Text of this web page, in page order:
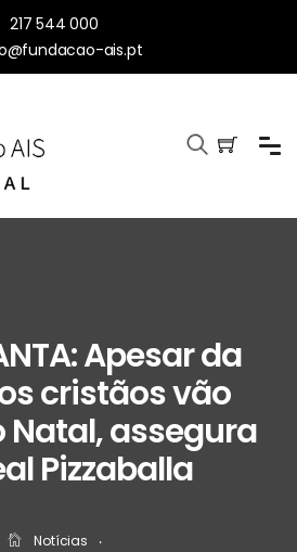
217 544 000
ais.pt
Apesar da
cristãos vão
Natal, assegura
Pizzaballa
Notícias ‧